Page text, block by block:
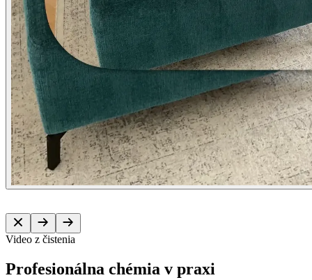
Video z čistenia
Profesionálna chémia v praxi